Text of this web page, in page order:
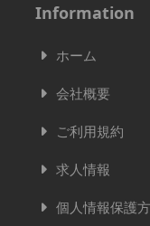
Information
ホーム
会社概要
ご利用規約
求人情報
個人情報保護